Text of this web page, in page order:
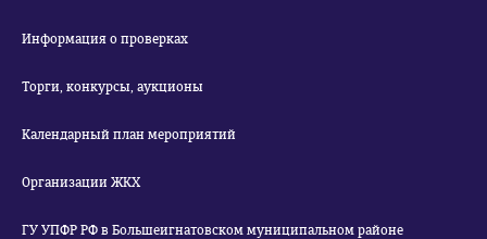
Информация о проверках
Торги, конкурсы, аукционы
Календарный план мероприятий
Организации ЖКХ
ГУ УПФР РФ в Большеигнатовском муниципальном районе